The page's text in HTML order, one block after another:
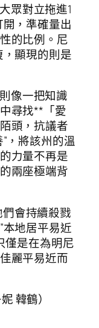
眾對立拖進1
，準確量出
的比例。尼
顯現的則是
像一把知識
尋找**「愛
頭，抗議者
，將該州的溫
力量不再是
兩座極端背
會持續殺戮
地居平易近
僅是在為明尼
麗平易近而
韓鶴）